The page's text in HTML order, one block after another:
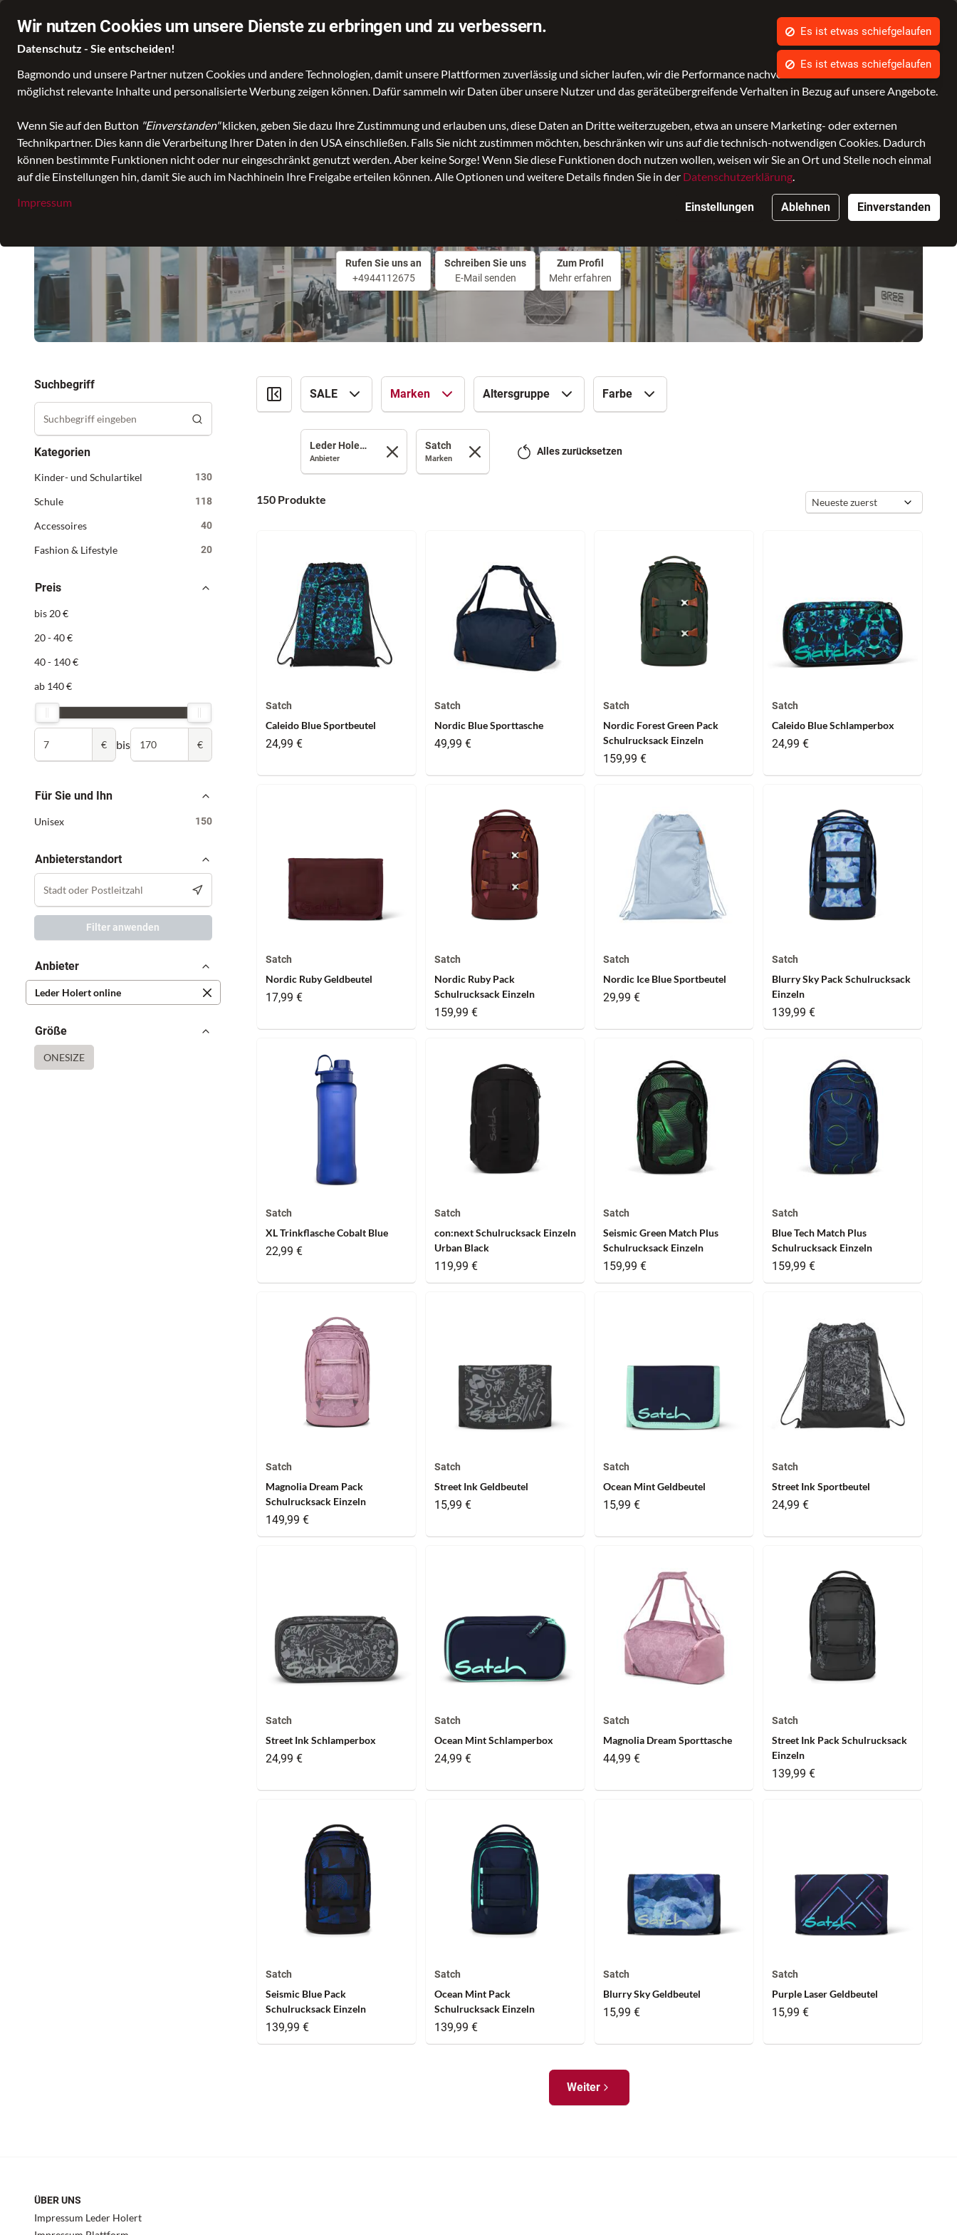
Wir nutzen Cookies um unsere Dienste zu erbringen und zu verbessern.
Datenschutz - Sie entscheiden!
Bagmondo und unsere Partner nutzen Cookies und andere Technologien, damit unsere Plattformen zuverlässig und sicher laufen, wir die Performance nachvollziehen und Ihnen in Zukunft
möglichst relevante Inhalte und personalisierte Werbung zeigen können. Dafür sammeln wir Daten über unsere Nutzer und das geräteübergreifende Verhalten in Bezug auf unsere Angebote.
Wenn Sie auf den Button "Einverstanden"klicken, geben Sie dazu Ihre Zustimmung und erlauben uns, diese Daten an Dritte weiterzugeben, etwa an unsere Marketing- oder externen
Technikpartner. Dies kann die Verarbeitung Ihrer Daten in den USA einschließen. Falls Sie nicht zustimmen möchten, beschränken wir uns auf die technisch-notwendigen Cookies. Dadurch
können bestimmte Funktionen nicht oder nur eingeschränkt genutzt werden. Aber keine Sorge! Wenn Sie diese Funktionen doch nutzen wollen, weisen wir Sie an Ort und Stelle noch einmal
auf die Einstellungen hin, damit Sie auch im Nachhinein Ihre Freigabe erteilen können. Alle Optionen und weitere Details finden Sie in der Datenschutzerklärung.
Impressum
Einstellungen Ablehnen Einverstanden
Mein Konto Wunschliste Warenkorb
Wähle deine Lieblingswelt
Rufen Sie uns an
+4944112675
Schreiben Sie uns
E-Mail senden
Zum Profil
Mehr erfahren
Suchbegriff
Kategorien
Kinder- und Schulartikel 130
Schule 118
Accessoires 40
Fashion & Lifestyle 20
Preis
bis 20 €
20 - 40 €
40 - 140 €
ab 140 €
€ bis €
Für Sie und Ihn
Unisex 150
Anbieterstandort
Filter anwenden
Anbieter
Leder Holert online
Größe
ONESIZE
SALE Marken Altersgruppe Farbe
Leder Holert online
Anbieter
Satch
Marken
Alles zurücksetzen
150 Produkte
Satch
Caleido Blue Sportbeutel
24,99 €
Satch
Nordic Blue Sporttasche
49,99 €
Satch
Nordic Forest Green Pack
Schulrucksack Einzeln
159,99 €
Satch
Caleido Blue Schlamperbox
24,99 €
Satch
Nordic Ruby Geldbeutel
17,99 €
Satch
Nordic Ruby Pack
Schulrucksack Einzeln
159,99 €
Satch
Nordic Ice Blue Sportbeutel
29,99 €
Satch
Blurry Sky Pack Schulrucksack
Einzeln
139,99 €
Satch
XL Trinkflasche Cobalt Blue
22,99 €
Satch
con:next Schulrucksack Einzeln
Urban Black
119,99 €
Satch
Seismic Green Match Plus
Schulrucksack Einzeln
159,99 €
Satch
Blue Tech Match Plus
Schulrucksack Einzeln
159,99 €
Satch
Magnolia Dream Pack
Schulrucksack Einzeln
149,99 €
Satch
Street Ink Geldbeutel
15,99 €
Satch
Ocean Mint Geldbeutel
15,99 €
Satch
Street Ink Sportbeutel
24,99 €
Satch
Street Ink Schlamperbox
24,99 €
Satch
Ocean Mint Schlamperbox
24,99 €
Satch
Magnolia Dream Sporttasche
44,99 €
Satch
Street Ink Pack Schulrucksack
Einzeln
139,99 €
Satch
Seismic Blue Pack
Schulrucksack Einzeln
139,99 €
Satch
Ocean Mint Pack
Schulrucksack Einzeln
139,99 €
Satch
Blurry Sky Geldbeutel
15,99 €
Satch
Purple Laser Geldbeutel
15,99 €
Weiter
ÜBER UNS
Impressum Leder Holert
Es ist etwas schiefgelaufen